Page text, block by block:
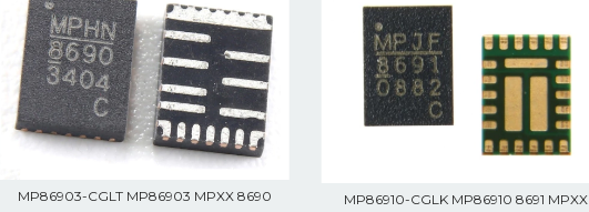
MP86903-CGLT MP86903 MPXX 8690 MP86910-CGLK MP86910 8691 MPXX